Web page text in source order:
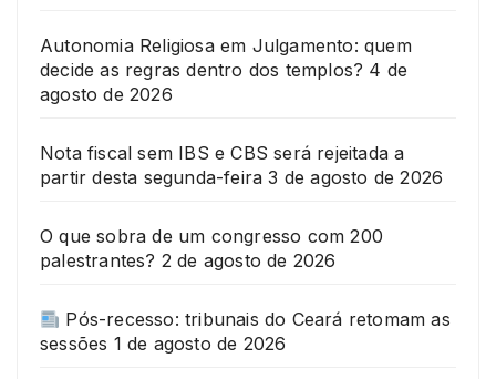
Autonomia Religiosa em Julgamento: quem
decide as regras dentro dos templos? 4 de
agosto de 2026
Nota fiscal sem IBS e CBS será rejeitada a
partir desta segunda-feira 3 de agosto de 2026
O que sobra de um congresso com 200
palestrantes? 2 de agosto de 2026
Pós-recesso: tribunais do Ceará retomam as
sessões 1 de agosto de 2026